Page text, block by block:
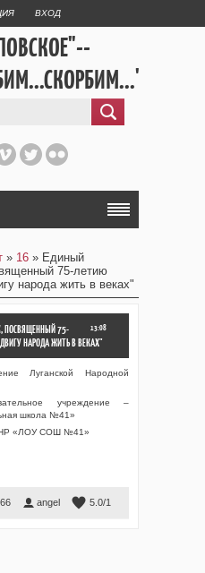
ВХОД
» 16 » Единый
75-летию
народа жить в веках"
13:08
ПОСВЯЩЕННЫЙ 75-
НАРОДА ЖИТЬ В ВЕКАХ"
Луганской Народной
учреждение –
школа №41»
«ЛОУ СОШ №41»
angel 5.0/1